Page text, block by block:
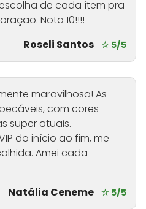
de cada ítem pra
Nota 10!!!!
Roseli Santos ☆ 5/5
maravilhosa! As
com cores
super atuais.
do início ao fim, me
Amei cada
Natália Ceneme ☆ 5/5